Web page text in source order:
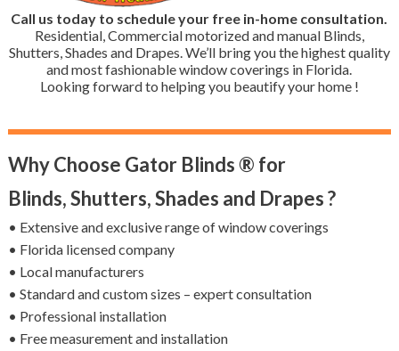
Call us today to schedule your free in-home consultation.
Residential, Commercial motorized and manual Blinds,
Shutters, Shades and Drapes. We’ll bring you the highest quality
and most fashionable window coverings in Florida.
Looking forward to helping you beautify your home !
Why Choose Gator Blinds ® for
Blinds, Shutters, Shades and Drapes ?
• Extensive and exclusive range of window coverings
• Florida licensed company
• Local manufacturers
• Standard and custom sizes – expert consultation
• Professional installation
• Free measurement and installation